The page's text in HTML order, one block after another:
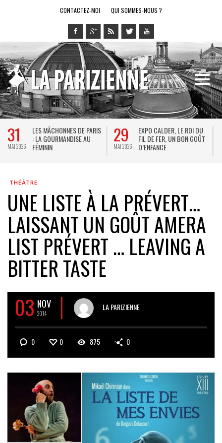
CONTACTEZ-MOI QUI SOMMES-NOUS ?
31
MAI 2026
LES MÂCHONNES DE PARIS
: LA GOURMANDISE AU
FÉMININ
29
MAI 2026
EXPO CALDER, LE ROI DU
FIL DE FER, UN BON GOÛT
D’ENFANCE
THÉÂTRE
UNE LISTE À LA PRÉVERT…
LAISSANT UN GOÛT AMERA
LIST PRÉVERT … LEAVING A
BITTER TASTE
03 NOV
2014
LA PARIZIENNE
0 0 875 0